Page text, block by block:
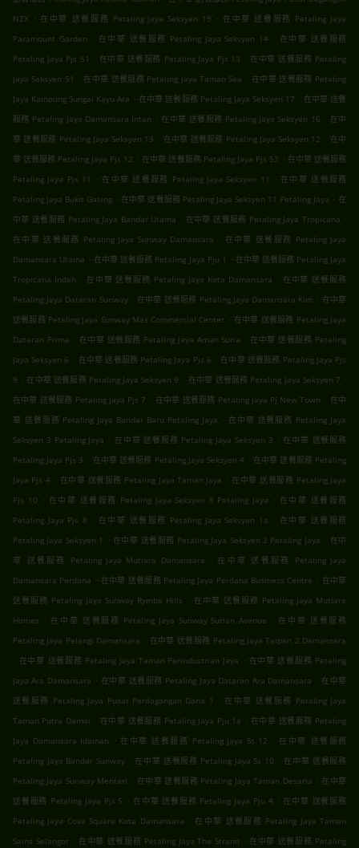
NZX
. 在中華 送餐服務 Petaling Jaya Seksyen 19 . 在中華 送餐服務 Petaling Jaya
Paramount Garden . 在中華 送餐服務 Petaling Jaya Seksyen 14 . 在中華 送餐服務
Petaling Jaya Pjs 51
. 在中華 送餐服務 Petaling Jaya Pjs 13 . 在中華 送餐服務 Petaling
Jaya Seksyen 51
. 在中華 送餐服務 Petaling Jaya Taman Sea . 在中華 送餐服務 Petaling
Jaya Kampung Sungai Kayu Ara . 在中華 送餐服務 Petaling Jaya Seksyen 17 . 在中華 送餐
服務 Petaling Jaya Damansara Intan . 在中華 送餐服務 Petaling Jaya Seksyen 16 . 在中
華 送餐服務 Petaling Jaya Seksyen 13 . 在中華 送餐服務 Petaling Jaya Seksyen 12 . 在中
華 送餐服務 Petaling Jaya Pjs 12 . 在中華 送餐服務 Petaling Jaya Pjs 52 . 在中華 送餐服務
Petaling Jaya Pjs 11
. 在中華 送餐服務 Petaling Jaya Seksyen 11 . 在中華 送餐服務
Petaling Jaya Bukit Gasing . 在中華 送餐服務 Petaling Jaya Seksyen 11 Petaling Jaya . 在
中華 送餐服務 Petaling Jaya Bandar Utama . 在中華 送餐服務 Petaling Jaya Tropicana .
在中華 送餐服務 Petaling Jaya Sunway Damansara . 在中華 送餐服務 Petaling Jaya
Damansara Utama . 在中華 送餐服務 Petaling Jaya Pju 1 . 在中華 送餐服務 Petaling Jaya
Tropicana Indah . 在中華 送餐服務 Petaling Jaya Kota Damansara . 在中華 送餐服務
Petaling Jaya Dataran Sunway . 在中華 送餐服務 Petaling Jaya Damansara Kim . 在中華
送餐服務 Petaling Jaya Sunway Mas Commercial Center . 在中華 送餐服務 Petaling Jaya
Dataran Prima . 在中華 送餐服務 Petaling Jaya Aman Suria . 在中華 送餐服務 Petaling
Jaya Seksyen 6 . 在中華 送餐服務 Petaling Jaya Pjs 6 . 在中華 送餐服務 Petaling Jaya Pjs
9 . 在中華 送餐服務 Petaling Jaya Seksyen 9 . 在中華 送餐服務 Petaling Jaya Seksyen 7 .
在中華 送餐服務 Petaling Jaya Pjs 7 . 在中華 送餐服務 Petaling Jaya Pj New Town . 在中
華 送餐服務 Petaling Jaya Bandar Baru Petaling Jaya . 在中華 送餐服務 Petaling Jaya
Seksyen 3 Petaling Jaya . 在中華 送餐服務 Petaling Jaya Seksyen 3 . 在中華 送餐服務
Petaling Jaya Pjs 3 . 在中華 送餐服務 Petaling Jaya Seksyen 4 . 在中華 送餐服務 Petaling
Jaya Pjs 4 . 在中華 送餐服務 Petaling Jaya Taman Jaya . 在中華 送餐服務 Petaling Jaya
Pjs 10 . 在中華 送餐服務 Petaling Jaya Seksyen 8 Petaling Jaya . 在中華 送餐服務
Petaling Jaya Pjs 8 . 在中華 送餐服務 Petaling Jaya Seksyen 1a . 在中華 送餐服務
Petaling Jaya Seksyen 1
. 在中華 送餐服務 Petaling Jaya Seksyen 2 Petaling Jaya . 在中
華 送餐服務 Petaling Jaya Mutiara Damansara
. 在中華 送餐服務 Petaling Jaya
Damansara Perdana . 在中華 送餐服務 Petaling Jaya Perdana Business Centre . 在中華
送餐服務 Petaling Jaya Sunway Rymba Hills . 在中華 送餐服務 Petaling Jaya Mutiara
Homes
. 在中華 送餐服務 Petaling Jaya Sunway Surian Avenue . 在中華 送餐服務
Petaling Jaya Pelangi Damansara . 在中華 送餐服務 Petaling Jaya Taipan 2 Damansara
. 在中華 送餐服務 Petaling Jaya Taman Perindustrian Jaya . 在中華 送餐服務 Petaling
Jaya Ara Damansara . 在中華 送餐服務 Petaling Jaya Dataran Ara Damansara . 在中華
送餐服務 Petaling Jaya Pusat Perdagangan Dana 1
. 在中華 送餐服務 Petaling Jaya
Taman Putra Damai . 在中華 送餐服務 Petaling Jaya Pju 1a . 在中華 送餐服務 Petaling
Jaya Damansara Idaman
. 在中華 送餐服務 Petaling Jaya Ss 12 . 在中華 送餐服務
Petaling Jaya Bandar Sunway . 在中華 送餐服務 Petaling Jaya Ss 10 . 在中華 送餐服務
Petaling Jaya Sunway Mentari . 在中華 送餐服務 Petaling Jaya Taman Desaria . 在中華
送餐服務 Petaling Jaya Pjs 5 . 在中華 送餐服務 Petaling Jaya Pju 4 . 在中華 送餐服務
Petaling Jaya Cova Square Kota Damansara . 在中華 送餐服務 Petaling Jaya Taman
Sains Selangor . 在中華 送餐服務 Petaling Jaya The Strand . 在中華 送餐服務 Petaling